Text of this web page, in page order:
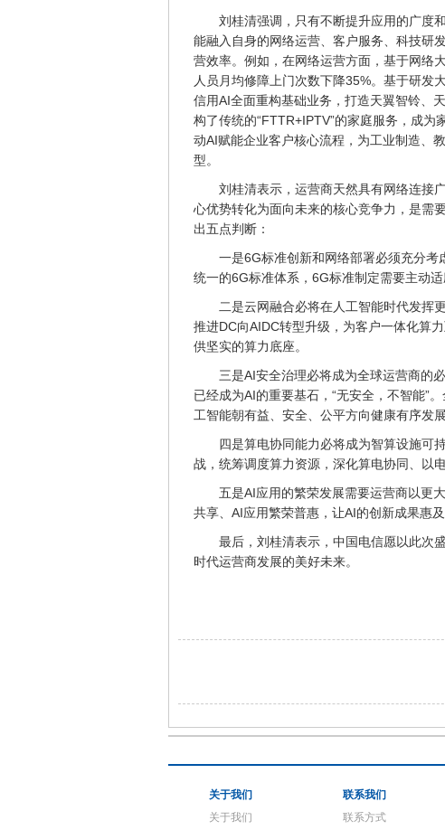
刘桂清强调，只有不断提升应用的广度
能融入自身的网络运营、客户服务、科技研
营效率。例如，在网络运营方面，基于网络
人员月均修障上门次数下降35%。基于研发
信用AI全面重构基础业务，打造天翼智铃、
构了传统的“FTTR+IPTV”的家庭服务，成
动AI赋能企业客户核心流程，为工业制造、
型。
刘桂清表示，运营商天然具有网络连接
心优势转化为面向未来的核心竞争力，是需
出五点判断：
一是6G标准创新和网络部署必须充分
统一的6G标准体系，6G标准制定需要主动
二是云网融合必将在人工智能时代发挥
推进DC向AIDC转型升级，为客户一体化算
供坚实的算力底座。
三是AI安全治理必将成为全球运营商的
已经成为AI的重要基石，“无安全，不智能”
工智能朝有益、安全、公平方向健康有序发展
四是算电协同能力必将成为智算设施可
战，统筹调度算力资源，深化算电协同、以
五是AI应用的繁荣发展需要运营商以更
共享、AI应用繁荣普惠，让AI的创新成果惠及
最后，刘桂清表示，中国电信愿以此次
时代运营商发展的美好未来。
关于我们
关于我们
联系我们
联系方式